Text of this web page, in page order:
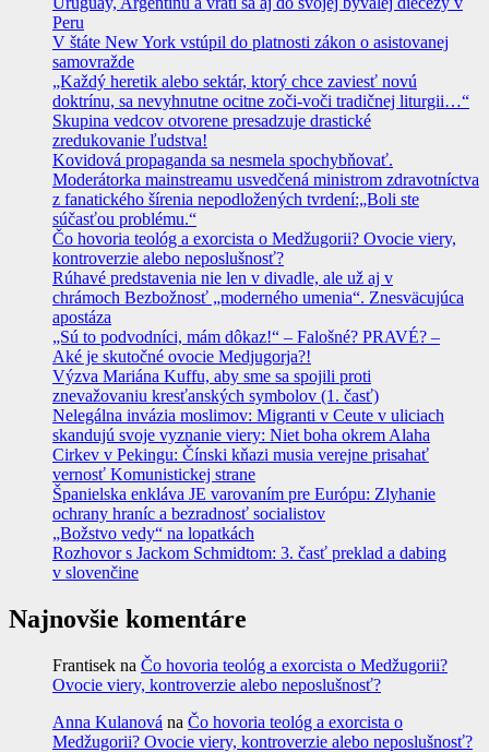
Peru
V štáte New York vstúpil do platnosti zákon o asistovanej
samovražde
„Každý heretik alebo sektár, ktorý chce zaviesť novú
doktrínu, sa nevyhnutne ocitne zoči-voči tradičnej liturgii…“
Skupina vedcov otvorene presadzuje drastické
zredukovanie ľudstva!
Kovidová propaganda sa nesmela spochybňovať.
Moderátorka mainstreamu usvedčená ministrom zdravotníctva
z fanatického šírenia nepodložených tvrdení:„Boli ste
súčasťou problému.“
Čo hovoria teológ a exorcista o Medžugorii? Ovocie viery,
kontroverzie alebo neposlušnosť?
Rúhavé predstavenia nie len v divadle, ale už aj v
chrámoch Bezbožnosť „moderného umenia“. Znesväcujúca
apostáza
„Sú to podvodníci, mám dôkaz!“ – Falošné? PRAVÉ? –
Aké je skutočné ovocie Medjugorja?!
Výzva Mariána Kuffu, aby sme sa spojili proti
znevažovaniu kresťanských symbolov (1. časť)
Nelegálna invázia moslimov: Migranti v Ceute v uliciach
skandujú svoje vyznanie viery: Niet boha okrem Alaha
Cirkev v Pekingu: Čínski kňazi musia verejne prisahať
vernosť Komunistickej strane
Španielska enkláva JE varovaním pre Európu: Zlyhanie
ochrany hraníc a bezradnosť socialistov
„Božstvo vedy“ na lopatkách
Rozhovor s Jackom Schmidtom: 3. časť preklad a dabing
v slovenčine
Najnovšie komentáre
Frantisek na Čo hovoria teológ a exorcista o Medžugorii?
Ovocie viery, kontroverzie alebo neposlušnosť?
Anna Kulanová na Čo hovoria teológ a exorcista o
Medžugorii? Ovocie viery, kontroverzie alebo neposlušnosť?